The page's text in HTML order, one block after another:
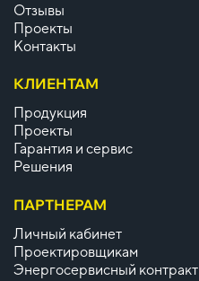
Отзывы
Проекты
Контакты
КЛИЕНТАМ
Продукция
Проекты
Гарантия и сервис
Решения
ПАРТНЕРАМ
Личный кабинет
Проектировщикам
Энергосервисный контракт